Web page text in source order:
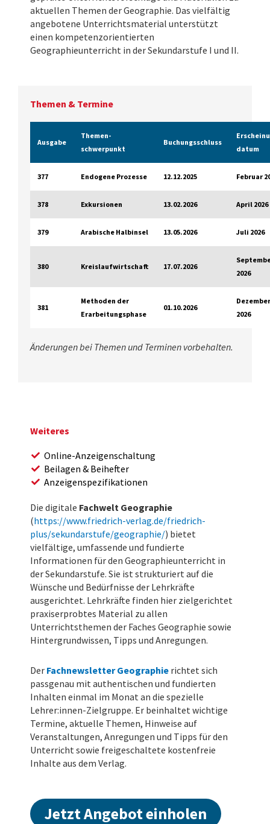
aktuellen Themen der Geographie. Das vielfältig
angebotene Unterrichtsmaterial unterstützt
einen kompetenzorientierten
Geographieunterricht in der Sekundarstufe I und II.
Themen & Termine
Ausgabe
Themen­
schwerpunkt
Buchungsschluss
datum
377 Endogene Prozesse 12.12.2025 Februar
378 Exkursionen 13.02.2026 April 2026
379 Arabische Halbinsel 13.05.2026 Juli 2026
380 Kreislaufwirtschaft 17.07.2026
2026
381
Methoden der
Erarbeitungsphase
01.10.2026
Dezember
2026
Änderungen bei Themen und Terminen vorbehalten.
Weiteres
Online-Anzeigenschaltung
Beilagen & Beihefter
Anzeigenspezifikationen
Die digitale Fachwelt Geographie
(https://www.friedrich-verlag.de/friedrich-
plus/sekundarstufe/geographie/) bietet
vielfältige, umfassende und fundierte
Informationen für den Geographieunterricht in
der Sekundarstufe. Sie ist strukturiert auf die
Wünsche und Bedürfnisse der Lehrkräfte
ausgerichtet. Lehrkräfte finden hier zielgerichtet
praxiserprobtes Material zu allen
Unterrichtsthemen der Faches Geographie sowie
Hintergrundwissen, Tipps und Anregungen.
Der Fachnewsletter Geographie richtet sich
passgenau mit authentischen und fundierten
Inhalten einmal im Monat an die spezielle
Lehrer:innen-Zielgruppe. Er beinhaltet wichtige
Termine, aktuelle Themen, Hinweise auf
Veranstaltungen, Anregungen und Tipps für den
Unterricht sowie freigeschaltete kostenfreie
Inhalte aus dem Verlag.
Jetzt Angebot einholen